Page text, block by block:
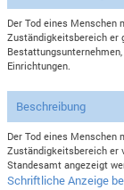
Der Tod eines Menschen
Zuständigkeitsbereich er
Einrichtungen.
Beschreibung
Der Tod eines Menschen
Zuständigkeitsbereich er
Standesamt angezeigt
Schriftliche Anzeige